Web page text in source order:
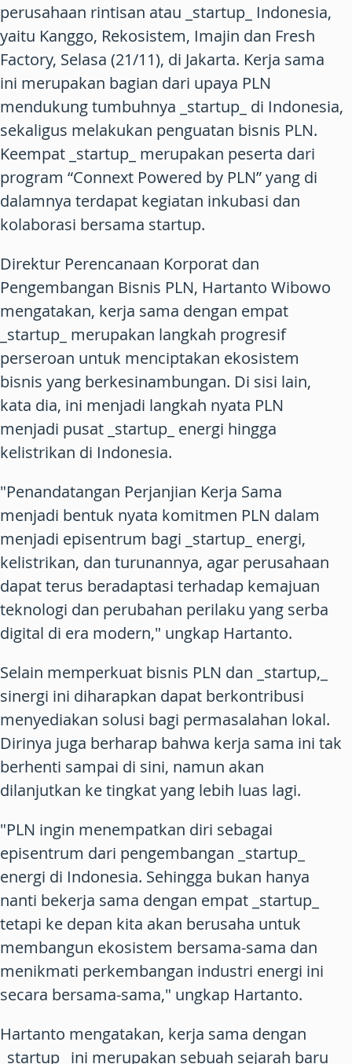
perusahaan rintisan atau _startup_ Indonesia,
yaitu Kanggo, Rekosistem, Imajin dan Fresh
Factory, Selasa (21/11), di Jakarta. Kerja sama
ini merupakan bagian dari upaya PLN
mendukung tumbuhnya _startup_ di Indonesia,
sekaligus melakukan penguatan bisnis PLN.
Keempat _startup_ merupakan peserta dari
program “Connext Powered by PLN” yang di
dalamnya terdapat kegiatan inkubasi dan
kolaborasi bersama startup.
Direktur Perencanaan Korporat dan
Pengembangan Bisnis PLN, Hartanto Wibowo
mengatakan, kerja sama dengan empat
_startup_ merupakan langkah progresif
perseroan untuk menciptakan ekosistem
bisnis yang berkesinambungan. Di sisi lain,
kata dia, ini menjadi langkah nyata PLN
menjadi pusat _startup_ energi hingga
kelistrikan di Indonesia.
"Penandatangan Perjanjian Kerja Sama
menjadi bentuk nyata komitmen PLN dalam
menjadi episentrum bagi _startup_ energi,
kelistrikan, dan turunannya, agar perusahaan
dapat terus beradaptasi terhadap kemajuan
teknologi dan perubahan perilaku yang serba
digital di era modern," ungkap Hartanto.
Selain memperkuat bisnis PLN dan _startup,_
sinergi ini diharapkan dapat berkontribusi
menyediakan solusi bagi permasalahan lokal.
Dirinya juga berharap bahwa kerja sama ini tak
berhenti sampai di sini, namun akan
dilanjutkan ke tingkat yang lebih luas lagi.
"PLN ingin menempatkan diri sebagai
episentrum dari pengembangan _startup_
energi di Indonesia. Sehingga bukan hanya
nanti bekerja sama dengan empat _startup_
tetapi ke depan kita akan berusaha untuk
membangun ekosistem bersama-sama dan
menikmati perkembangan industri energi ini
secara bersama-sama," ungkap Hartanto.
Hartanto mengatakan, kerja sama dengan
_startup_ ini merupakan sebuah sejarah baru